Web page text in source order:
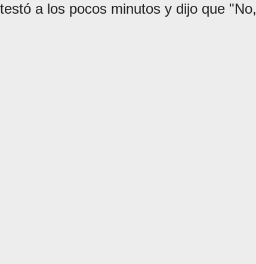
a los pocos minutos y dijo que "No,